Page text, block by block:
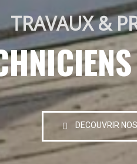
TRAVAUX &
DECOUVRIR